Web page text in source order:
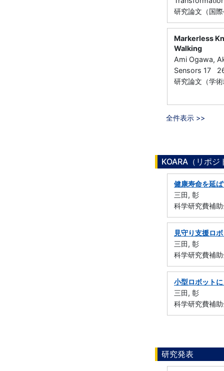
研究論文（国
Markerless
Walking
Ami Ogawa,
Sensors 17
研究論文（学
全件表示 >>
KOARA（リポ
健康寿命を延
三田, 彰
科学研究費補
見守り支援ロ
三田, 彰
科学研究費補
小型ロボット
三田, 彰
科学研究費補
研究発表